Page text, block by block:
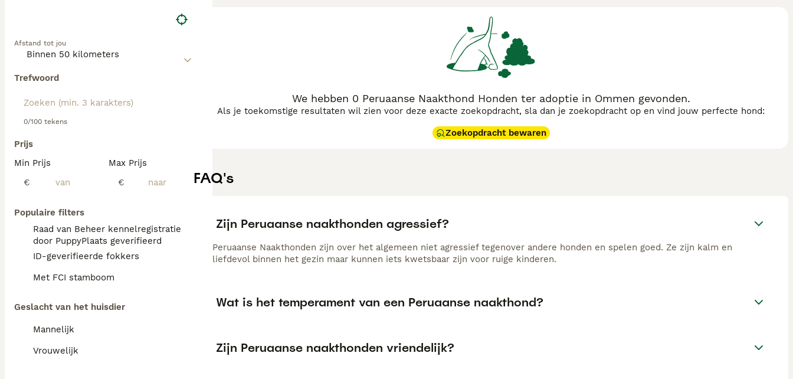
Afstand tot jou
Trefwoord
0/100 tekens
Prijs
Min Prijs
€
Max Prijs
€
Populaire filters
Raad van Beheer kennelregistratie
door PuppyPlaats geverifieerd
ID-geverifieerde fokkers
Met FCI stamboom
Geslacht van het huisdier
Mannelijk
Vrouwelijk
gezinnen met kinderen. Dit ras is ideaal voor mensen die op zoek zijn naar een gezelschapshond in een warm klimaat en bereid zijn de
speciale huidverzorging op zich te nemen. Populaire zoektermen rondom dit ras zijn onder andere "peruaanse naakthond pup",
"peruaanse naakthond mini" en "peruaanse naakthond fokker".
We hebben 0 Peruaanse Naakthond Honden ter adoptie in Ommen gevonden.
Als je toekomstige resultaten wil zien voor deze exacte zoekopdracht, sla dan je zoekopdracht op en vind jouw perfecte hond:
Zoekopdracht bewaren
FAQ's
Zijn Peruaanse naakthonden agressief?
Peruaanse Naakthonden zijn over het algemeen niet agressief tegenover andere honden en spelen goed. Ze zijn kalm en
liefdevol binnen het gezin maar kunnen iets kwetsbaar zijn voor ruige kinderen.
Wat is het temperament van een Peruaanse naakthond?
Zijn Peruaanse naakthonden vriendelijk?